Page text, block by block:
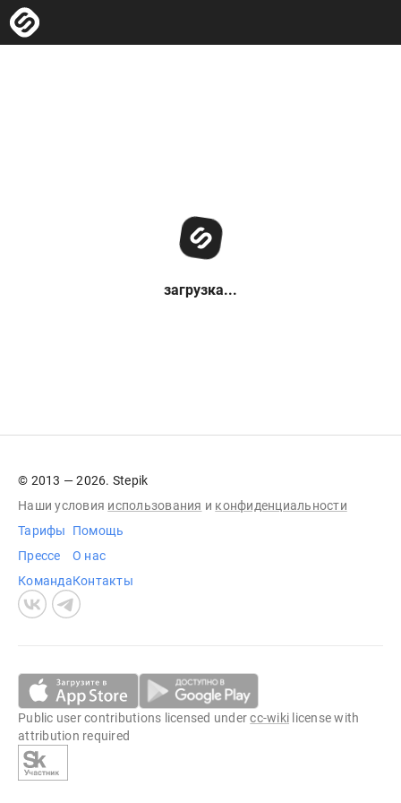
загрузка...
© 2013 — 2026. Stepik
Наши условия использования и конфиденциальности
Тарифы
Прессе
Команда
Помощь
О нас
Контакты
Public user contributions licensed undercc-wiki license with
attribution required